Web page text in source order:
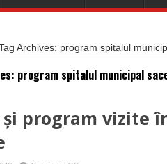
Archives: program spitalul
program spitalul municipal
și program vizite